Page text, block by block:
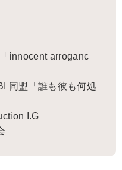
innocent arroganc
同盟「誰も彼も何処
I.G